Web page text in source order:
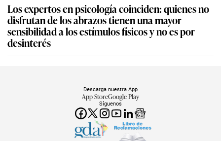
Los expertos en psicología coinciden: quienes no
disfrutan de los abrazos tienen una mayor
sensibilidad a los estímulos físicos y no es por
desinterés
Síguenos
Descarga nuestra App
App StoreGoogle Play